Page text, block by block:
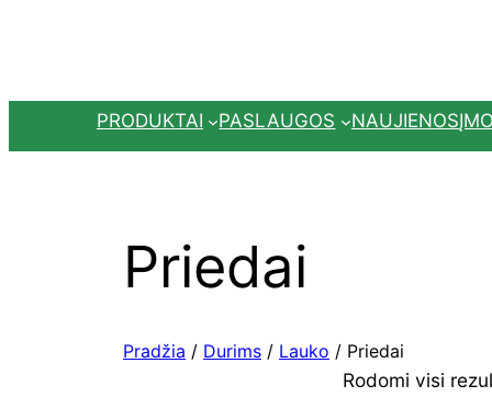
PRODUKTAI PASLAUGOS NAUJIENOS
Priedai
Pradžia / Durims / Lauko / Priedai
Rodomi visi